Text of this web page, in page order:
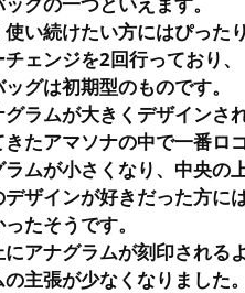
い続けたい方にはぴった
ェンジを2回行っており、
グは初期型のものです。
ラムが大きくデザインさ
たアマソナの中で一番ロ
ムが小さくなり、中央の
ザインが好きだった方に
たそうです。
アナグラムが刻印される
主張が少なくなりました。